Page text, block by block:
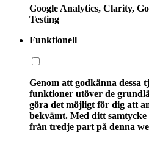
Google Analytics, Clarity,
Testing
Funktionell
Genom att godkänna dessa
funktioner utöver de
göra det möjligt för dig att
bekvämt. Med ditt
från tredje part på denna